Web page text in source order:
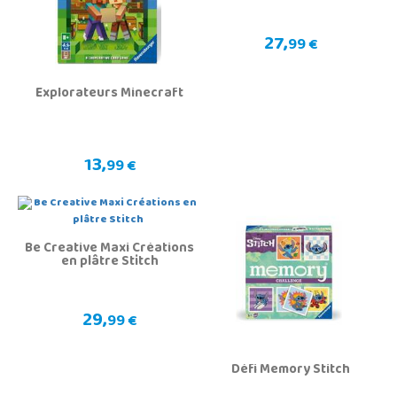
Explorateurs Minecraft
13,99 €
27,99 €
Be Creative Maxi Créations
en plâtre Stitch
29,99 €
Défi Memory Stitch